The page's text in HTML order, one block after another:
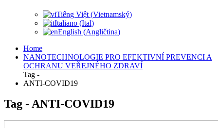
Tiếng Việt (Vietnamský)
Italiano (Ital)
English (Angličtina)
Home
NANOTECHNOLOGIE PRO EFEKTIVNÍ PREVENCI A
OCHRANU VEŘEJNÉHO ZDRAVÍ
Tag -
ANTI-COVID19
Tag - ANTI-COVID19